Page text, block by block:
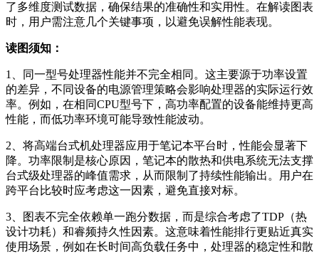
了多维度测试数据，确保结果的准确性和实用性。在解读图表
时，用户需注意几个关键事项，以避免误解性能表现。
读图须知：
1、同一型号处理器性能并不完全相同。这主要源于功率设置
的差异，不同设备的电源管理策略会影响处理器的实际运行效
率。例如，在相同CPU型号下，高功率配置的设备能维持更高
性能，而低功率环境可能导致性能波动。
2、将高端台式机处理器应用于笔记本平台时，性能会显著下
降。功率限制是核心原因，笔记本的散热和供电系统无法支撑
台式级处理器的峰值需求，从而限制了持续性能输出。用户在
跨平台比较时应考虑这一因素，避免直接对标。
3、图表不完全依赖单一跑分数据，而是综合考虑了TDP（热
设计功耗）和睿频持久性因素。这意味着性能排行更贴近真实
使用场景，例如在长时间高负载任务中，处理器的稳定性和散